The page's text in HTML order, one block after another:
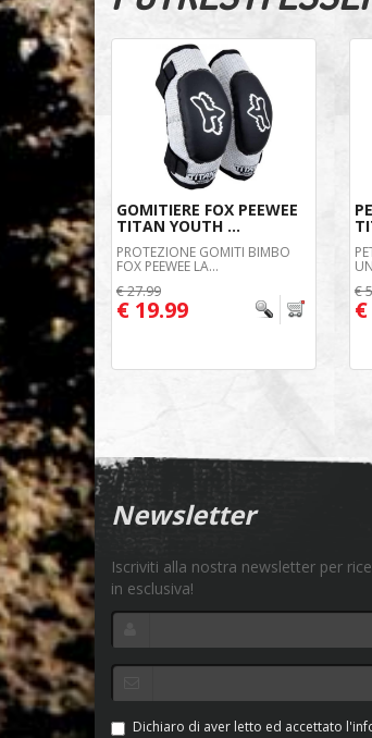
GOMITIERE FOX PEEWEE
TITAN YOUTH ...
PROTEZIONE GOMITI BIMBO
FOX PEEWEE LA...
€ 27.99
€ 19.99
€
Newsletter
Iscriviti alla nostra newsletter per
in esclusiva!
Dichiaro di aver letto ed accettato